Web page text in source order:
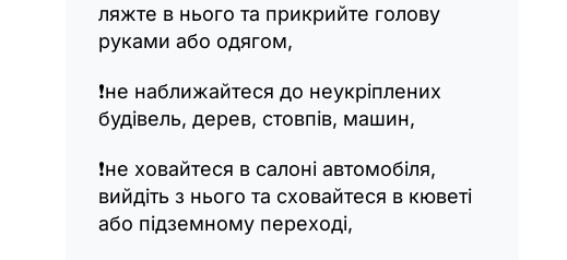
ляжте в нього та прикрийте голову
руками або одягом,
❗️не наближайтеся до неукріплених
будівель, дерев, стовпів, машин,
❗️не ховайтеся в салоні автомобіля,
вийдіть з нього та сховайтеся в кюветі
або підземному переході,